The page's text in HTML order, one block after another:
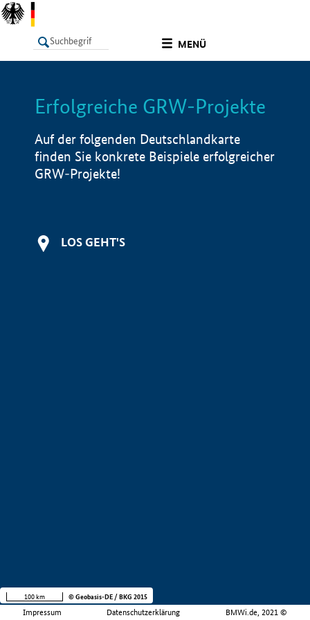
MENÜ
LISTE Info
Erfolgreiche GRW-Projekte
Auf der folgenden Deutschlandkarte
finden Sie konkrete Beispiele erfolgreicher
GRW-Projekte!
LOS GEHT'S
Impressum Datenschutzerklärung BMWi.de, 2021 ©
100 km © Geobasis-DE / BKG 2015